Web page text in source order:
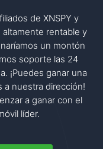
de XNSPY y
rentable y
un montón
soporte las 24
¡Puedes ganar una
a nuestra dirección!
a ganar con el
líder.